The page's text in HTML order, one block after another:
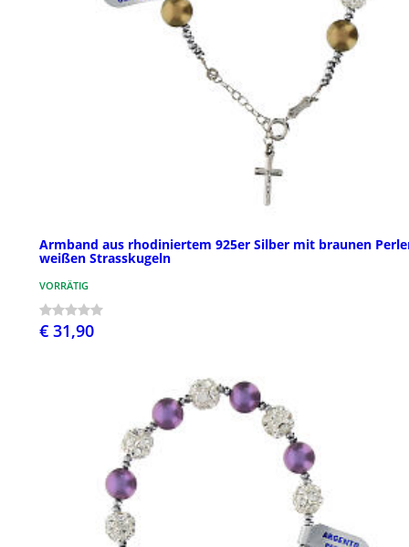
Armband aus rhodiniertem 925er Silber mit braunen
weißen Strasskugeln
VORRÄTIG
€ 31,90